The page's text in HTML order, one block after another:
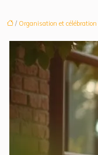
/ Organisation et célébration